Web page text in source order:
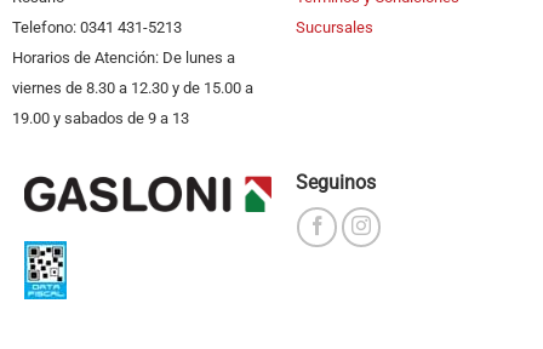
Telefono: 0341 431-5213
Horarios de Atención: De lunes a
viernes de 8.30 a 12.30 y de 15.00 a
19.00 y sabados de 9 a 13
Sucursales
Seguinos